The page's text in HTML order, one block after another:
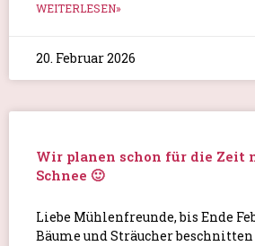
WEITERLESEN»
20. Februar 2026
Wir planen schon für die Zeit
Schnee 🙂
Liebe Mühlenfreunde, bis Ende
Bäume und Sträucher beschnitten